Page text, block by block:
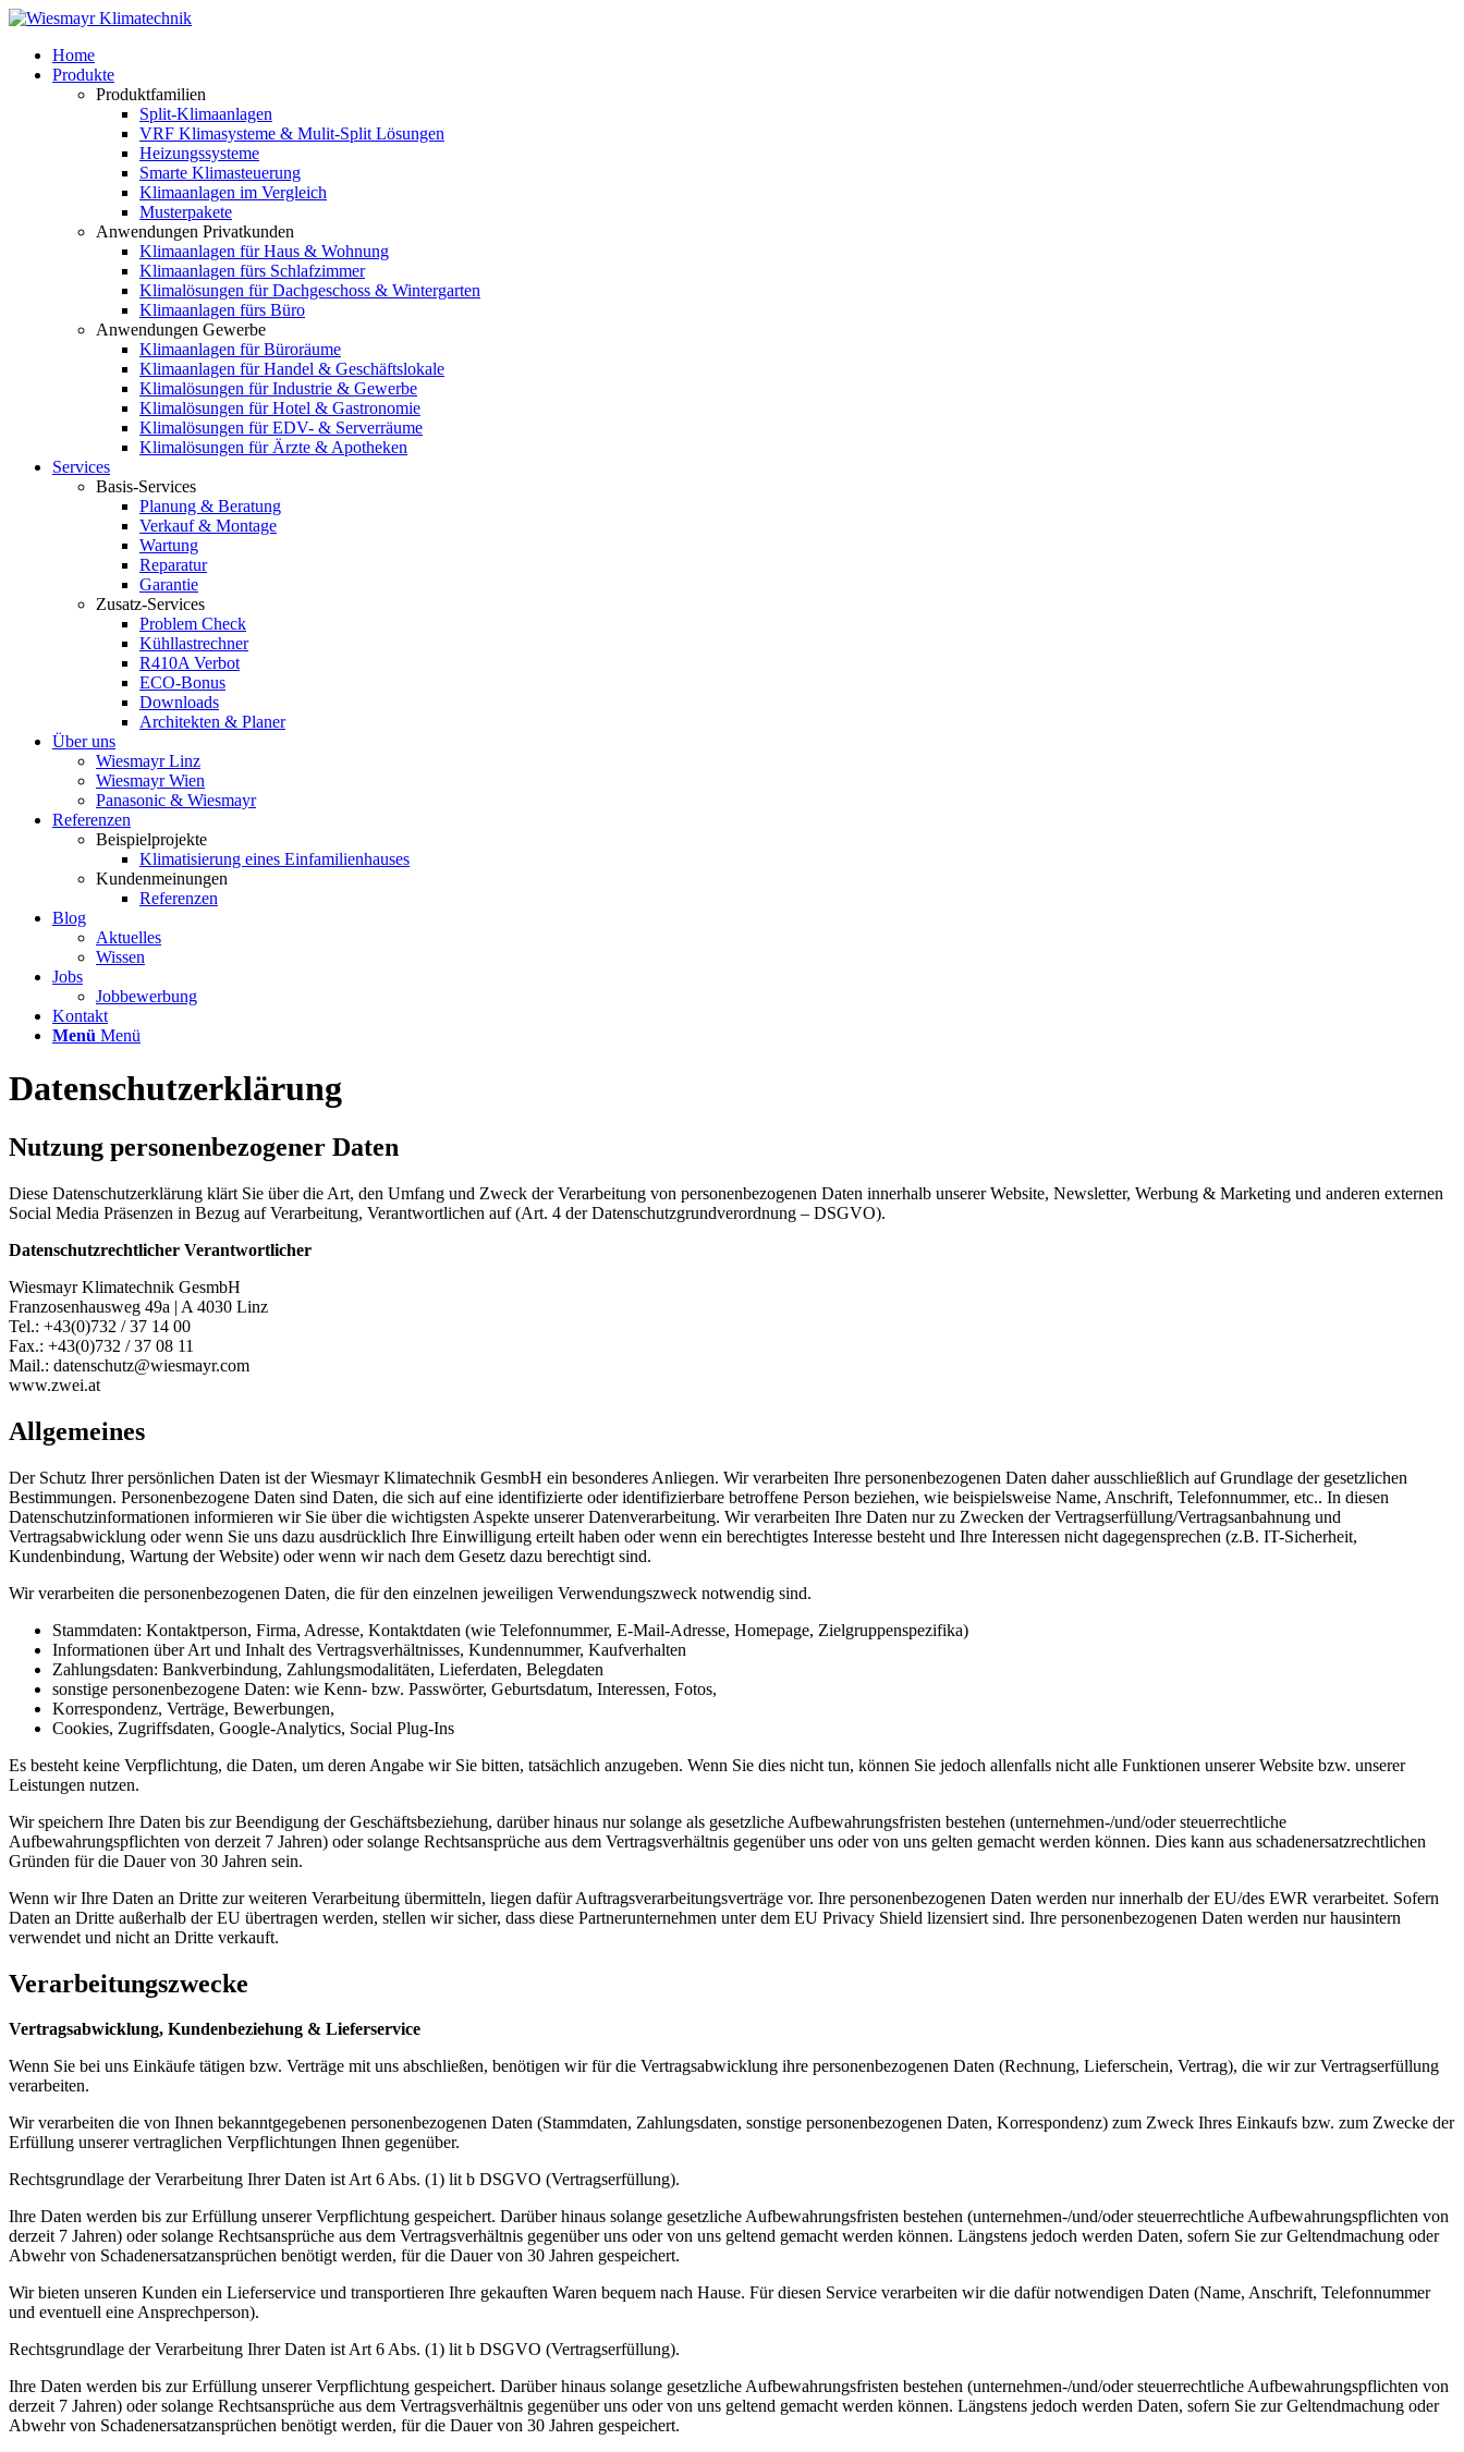
Home
Produkte
Produktfamilien
Split-Klimaanlagen
VRF Klimasysteme & Mulit-Split Lösungen
Heizungssysteme
Smarte Klimasteuerung
Klimaanlagen im Vergleich
Musterpakete
Anwendungen Privatkunden
Klimaanlagen für Haus & Wohnung
Klimaanlagen fürs Schlafzimmer
Klimalösungen für Dachgeschoss & Wintergarten
Klimaanlagen fürs Büro
Anwendungen Gewerbe
Klimaanlagen für Büroräume
Klimaanlagen für Handel & Geschäftslokale
Klimalösungen für Industrie & Gewerbe
Klimalösungen für Hotel & Gastronomie
Klimalösungen für EDV- & Serverräume
Klimalösungen für Ärzte & Apotheken
Services
Basis-Services
Planung & Beratung
Verkauf & Montage
Wartung
Reparatur
Garantie
Zusatz-Services
Problem Check
Kühllastrechner
R410A Verbot
ECO-Bonus
Downloads
Architekten & Planer
Über uns
Wiesmayr Linz
Wiesmayr Wien
Panasonic & Wiesmayr
Referenzen
Beispielprojekte
Klimatisierung eines Einfamilienhauses
Kundenmeinungen
Referenzen
Blog
Aktuelles
Wissen
Jobs
Jobbewerbung
Kontakt
Menü Menü
Datenschutzerklärung
Nutzung personenbezogener Daten
Diese Datenschutzerklärung klärt Sie über die Art, den Umfang und Zweck der Verarbeitung von personenbezogenen Daten innerhalb unserer Website, Newsletter, Werbung & Marketing und anderen externen
Social Media Präsenzen in Bezug auf Verarbeitung, Verantwortlichen auf (Art. 4 der Datenschutzgrundverordnung – DSGVO).
Datenschutzrechtlicher Verantwortlicher
Wiesmayr Klimatechnik GesmbH
Franzosenhausweg 49a | A 4030 Linz
Tel.: +43(0)732 / 37 14 00
Fax.: +43(0)732 / 37 08 11
Mail.: datenschutz@wiesmayr.com
www.zwei.at
Allgemeines
Der Schutz Ihrer persönlichen Daten ist der Wiesmayr Klimatechnik GesmbH ein besonderes Anliegen. Wir verarbeiten Ihre personenbezogenen Daten daher ausschließlich auf Grundlage der gesetzlichen
Bestimmungen. Personenbezogene Daten sind Daten, die sich auf eine identifizierte oder identifizierbare betroffene Person beziehen, wie beispielsweise Name, Anschrift, Telefonnummer, etc.. In diesen
Datenschutzinformationen informieren wir Sie über die wichtigsten Aspekte unserer Datenverarbeitung. Wir verarbeiten Ihre Daten nur zu Zwecken der Vertragserfüllung/Vertragsanbahnung und
Vertragsabwicklung oder wenn Sie uns dazu ausdrücklich Ihre Einwilligung erteilt haben oder wenn ein berechtigtes Interesse besteht und Ihre Interessen nicht dagegensprechen (z.B. IT-Sicherheit,
Kundenbindung, Wartung der Website) oder wenn wir nach dem Gesetz dazu berechtigt sind.
Wir verarbeiten die personenbezogenen Daten, die für den einzelnen jeweiligen Verwendungszweck notwendig sind.
Stammdaten: Kontaktperson, Firma, Adresse, Kontaktdaten (wie Telefonnummer, E-Mail-Adresse, Homepage, Zielgruppenspezifika)
Informationen über Art und Inhalt des Vertragsverhältnisses, Kundennummer, Kaufverhalten
Zahlungsdaten: Bankverbindung, Zahlungsmodalitäten, Lieferdaten, Belegdaten
sonstige personenbezogene Daten: wie Kenn- bzw. Passwörter, Geburtsdatum, Interessen, Fotos,
Korrespondenz, Verträge, Bewerbungen,
Cookies, Zugriffsdaten, Google-Analytics, Social Plug-Ins
Es besteht keine Verpflichtung, die Daten, um deren Angabe wir Sie bitten, tatsächlich anzugeben. Wenn Sie dies nicht tun, können Sie jedoch allenfalls nicht alle Funktionen unserer Website bzw. unserer
Leistungen nutzen.
Wir speichern Ihre Daten bis zur Beendigung der Geschäftsbeziehung, darüber hinaus nur solange als gesetzliche Aufbewahrungsfristen bestehen (unternehmen-/und/oder steuerrechtliche
Aufbewahrungspflichten von derzeit 7 Jahren) oder solange Rechtsansprüche aus dem Vertragsverhältnis gegenüber uns oder von uns gelten gemacht werden können. Dies kann aus schadenersatzrechtlichen
Gründen für die Dauer von 30 Jahren sein.
Wenn wir Ihre Daten an Dritte zur weiteren Verarbeitung übermitteln, liegen dafür Auftragsverarbeitungsverträge vor. Ihre personenbezogenen Daten werden nur innerhalb der EU/des EWR verarbeitet. Sofern
Daten an Dritte außerhalb der EU übertragen werden, stellen wir sicher, dass diese Partnerunternehmen unter dem EU Privacy Shield lizensiert sind. Ihre personenbezogenen Daten werden nur hausintern
verwendet und nicht an Dritte verkauft.
Verarbeitungszwecke
Vertragsabwicklung, Kundenbeziehung & Lieferservice
Wenn Sie bei uns Einkäufe tätigen bzw. Verträge mit uns abschließen, benötigen wir für die Vertragsabwicklung ihre personenbezogenen Daten (Rechnung, Lieferschein, Vertrag), die wir zur Vertragserfüllung
verarbeiten.
Wir verarbeiten die von Ihnen bekanntgegebenen personenbezogenen Daten (Stammdaten, Zahlungsdaten, sonstige personenbezogenen Daten, Korrespondenz) zum Zweck Ihres Einkaufs bzw. zum Zwecke der
Erfüllung unserer vertraglichen Verpflichtungen Ihnen gegenüber.
Rechtsgrundlage der Verarbeitung Ihrer Daten ist Art 6 Abs. (1) lit b DSGVO (Vertragserfüllung).
Ihre Daten werden bis zur Erfüllung unserer Verpflichtung gespeichert. Darüber hinaus solange gesetzliche Aufbewahrungsfristen bestehen (unternehmen-/und/oder steuerrechtliche Aufbewahrungspflichten von
derzeit 7 Jahren) oder solange Rechtsansprüche aus dem Vertragsverhältnis gegenüber uns oder von uns geltend gemacht werden können. Längstens jedoch werden Daten, sofern Sie zur Geltendmachung oder
Abwehr von Schadenersatzansprüchen benötigt werden, für die Dauer von 30 Jahren gespeichert.
Wir bieten unseren Kunden ein Lieferservice und transportieren Ihre gekauften Waren bequem nach Hause. Für diesen Service verarbeiten wir die dafür notwendigen Daten (Name, Anschrift, Telefonnummer
und eventuell eine Ansprechperson).
Rechtsgrundlage der Verarbeitung Ihrer Daten ist Art 6 Abs. (1) lit b DSGVO (Vertragserfüllung).
Ihre Daten werden bis zur Erfüllung unserer Verpflichtung gespeichert. Darüber hinaus solange gesetzliche Aufbewahrungsfristen bestehen (unternehmen-/und/oder steuerrechtliche Aufbewahrungspflichten von
derzeit 7 Jahren) oder solange Rechtsansprüche aus dem Vertragsverhältnis gegenüber uns oder von uns geltend gemacht werden können. Längstens jedoch werden Daten, sofern Sie zur Geltendmachung oder
Abwehr von Schadenersatzansprüchen benötigt werden, für die Dauer von 30 Jahren gespeichert.